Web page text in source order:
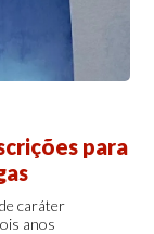
para
caráter
anos